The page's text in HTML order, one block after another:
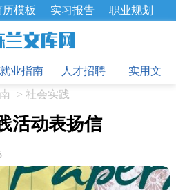
历模板 实习报告
职业规划
效考核 企业文化
职报告
就业指南 人才招聘
实用文
> 社会实践
活动表扬信